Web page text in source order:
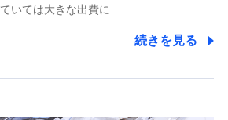
する情報
いては大きな出費に…
続きを見る